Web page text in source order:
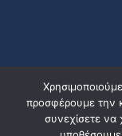
προσφέρουμε την
συνεχίσετε να